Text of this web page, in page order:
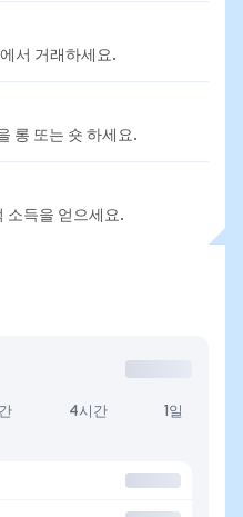
서 거래하세요.
롱 또는 숏 하세요.
소득을 얻으세요.
4시간 1일